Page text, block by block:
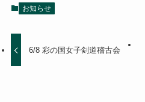
お知らせ
6/8 彩の国女子剣道稽古会